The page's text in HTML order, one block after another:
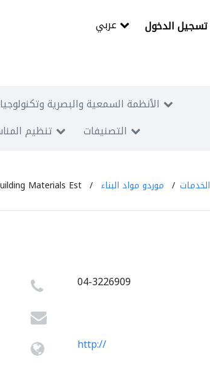
تسجيل الدخول
الأنظمة السمعية والبصرية
تنظيم التصنيفات
الخدمات موردو مواد البناء Materials Est
04-3226909
http://